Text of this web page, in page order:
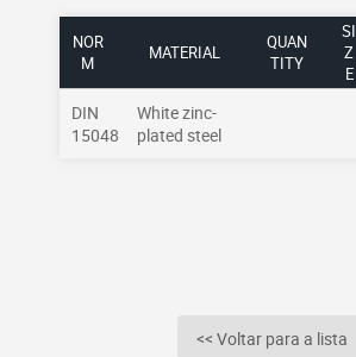
NOR
M
MATERIAL
QUAN
TITY
SI
Z
E
DIN
15048
White zinc-
plated steel
<< Voltar para a lista